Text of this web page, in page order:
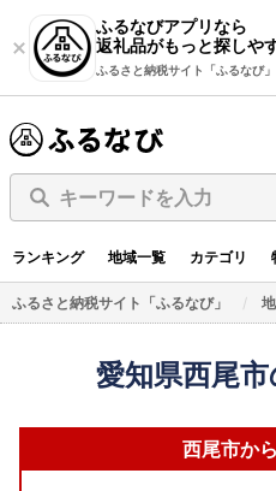
ふるなびアプリなら
返礼品がもっと探しや
ふるさと納税サイト「ふるなび」
キーワードを入力
ランキング 地域一覧 カテゴリ
ふるさと納税サイト「ふるなび」
愛知県西尾
西尾市か